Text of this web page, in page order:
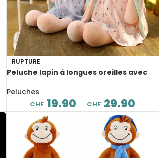
RUPTURE
Peluche lapin à longues oreilles avec
Peluches
CHF 19.90 – CHF 29.90